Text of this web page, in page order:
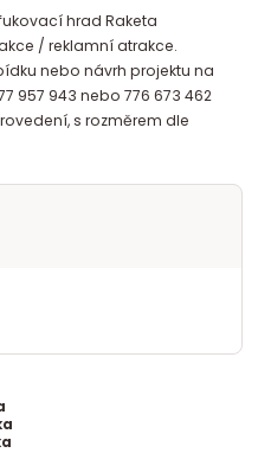
hrad Raketa
/ reklamní atrakce.
nebo návrh projektu na
957 943 nebo 776 673 462
s rozměrem dle